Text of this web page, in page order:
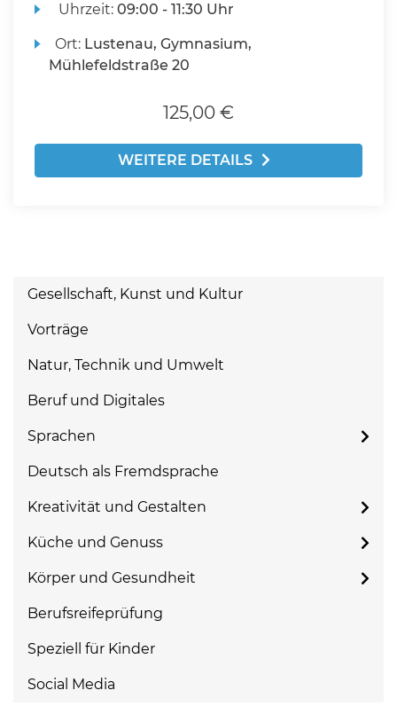
Uhrzeit:09:00 - 11:30 Uhr
Ort: Lustenau, Gymnasium,
Mühlefeldstraße 20
125,00 €
WEITERE DETAILS
Gesellschaft, Kunst und Kultur
Vorträge
Natur, Technik und Umwelt
Beruf und Digitales
Sprachen
Deutsch als Fremdsprache
Kreativität und Gestalten
Küche und Genuss
Körper und Gesundheit
Berufsreifeprüfung
Speziell für Kinder
Social Media